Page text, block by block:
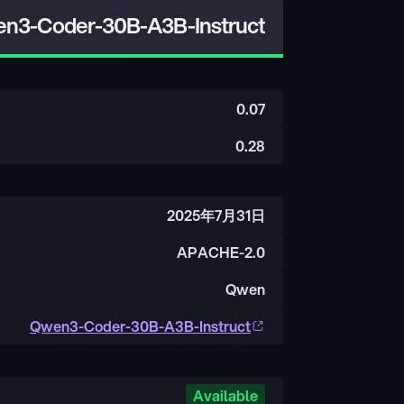
Coder-30B-A3B-Instruct
0.07
0.28
2025年7月31日
APACHE-2.0
Qwen
Qwen3-Coder-30B-A3B-Instruct
Available